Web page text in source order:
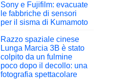
Sony e Fujifilm: evacuate
le fabbriche di sensori
per il sisma di Kumamoto
Razzo spaziale cinese
Lunga Marcia 3B è stato
colpito da un fulmine
poco dopo il decollo: una
fotografia spettacolare